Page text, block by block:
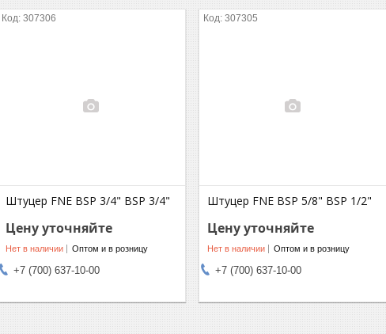
307306
Штуцер FNE BSP 3/4" BSP 3/4"
Цену уточняйте
Нет в наличии Оптом и в розницу
+7 (700) 637-10-00
307305
Штуцер FNE BSP 5/8" BSP 1/2"
Цену уточняйте
Нет в наличии Оптом и в розницу
+7 (700) 637-10-00